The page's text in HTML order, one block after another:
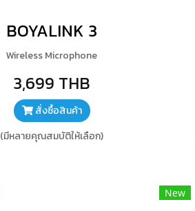
BOYALINK 3
Wireless Microphone
3,699 THB
สั่งซื้อสินค้า
(มีหลายคุณสมบัติให้เลือก)
New